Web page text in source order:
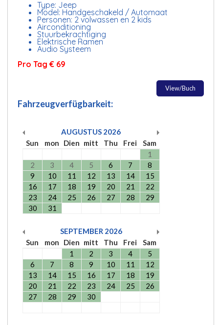
Type: Jeep
Model: Handgeschakeld / Automaat
Personen: 2 volwassen en 2 kids
Airconditioning
Stuurbekrachtiging
Elektrische Ramen
Audio Systeem
Pro Tag € 69
View/Buch
Fahrzeugverfügbarkeit:
AUGUSTUS 2026
Sun
mon Dien mitt Thu Frei
Sam
1
2
3 4 5 6 7
8
9
10 11 12 13 14
15
16
17 18 19 20 21
22
23
24 25 26 27 28
29
30
31
SEPTEMBER 2026
Sun
mon Dien mitt Thu Frei
Sam
1
2 3 4
5
6
7 8 9 10 11
12
13
14 15 16 17 18
19
20
21 22 23 24 25
26
27
28 29 30